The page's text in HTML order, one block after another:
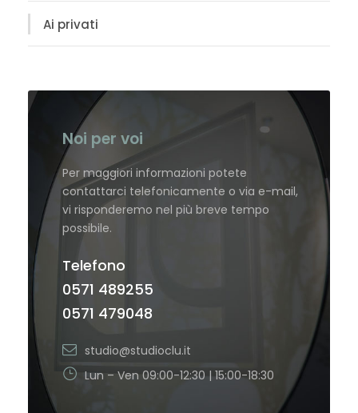
Ai privati
Noi per voi
Per maggiori informazioni potete
contattarci telefonicamente o via e-mail,
vi risponderemo nel più breve tempo
possibile.
Telefono
0571 489255
0571 479048
studio@studioclu.it
Lun – Ven 09:00-12:30 | 15:00-18:30